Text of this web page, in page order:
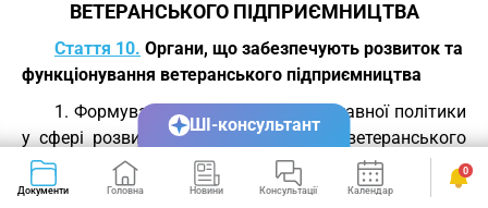
ВЕТЕРАНСЬКОГО ПІДПРИЄМНИЦТВА
Стаття 10. Органи, що забезпечують розвиток та
функціонування ветеранського підприємництва
1. Формування та реалізацію державної політики
у сфері розвитку та функціонування ветеранського
підприємництва забезпечують у межах своїх
повноважень Кабінет Міністрів України, центральний
Документи Головна Новини Консультації Календар Сервіси
0
ШІ-консультант